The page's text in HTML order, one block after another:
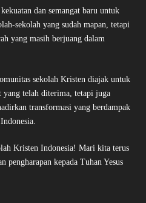
dan semangat baru untuk
sekolah yang sudah mapan, tetapi
yang masih berjuang dalam
sekolah Kristen diajak untuk
yang telah diterima, tetapi juga
transformasi yang berdampak
Kristen Indonesia! Mari kita terus
pengharapan kepada Tuhan Yesus